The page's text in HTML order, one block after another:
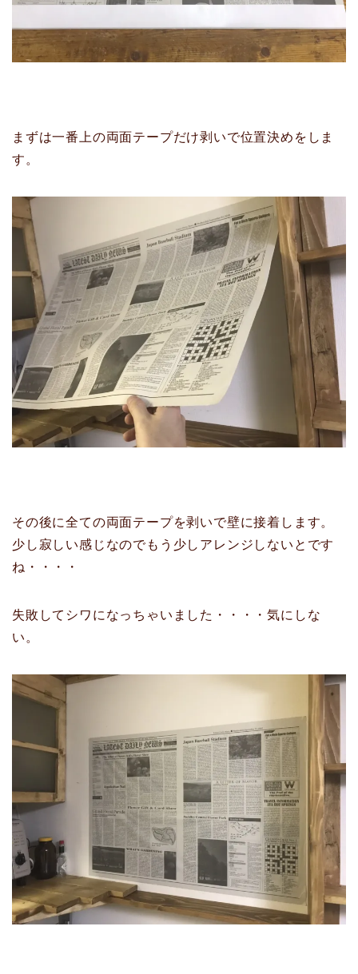
まずは一番上の両面テープだけ剥いで位置決めをしま
す。
その後に全ての両面テープを剥いで壁に接着します。
少し寂しい感じなのでもう少しアレンジしないとです
ね・・・・
失敗してシワになっちゃいました・・・・気にしな
い。